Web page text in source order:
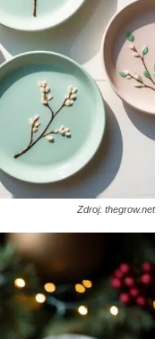
Zdroj: thegrow.net